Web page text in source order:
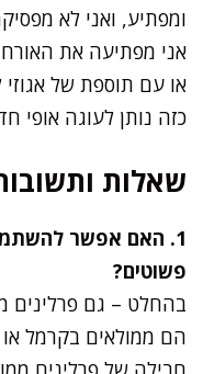
ומפתיע, ואני לא
אני מפתיעה את
או עם תוספת של אגוזי
כזה נותן לעוגה אופי
שאלות
1. האם אפשר
פשוטים?
בהחלט – גם פרלינים
הם ממולאים בקרמל או